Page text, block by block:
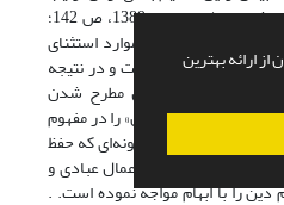
ارائه بهترین
و اهم و مهم بودن را نیز مدنظر داشته‌اند.(پارساپور، 1389، ص 142؛
ص 104) اما عدم حصر عقلی این امور و موارد استثنای
و اهمیت را از کلیت و در نتیجه
است. به عنوان مثال مطرح شدن
تلقی سنتی از «دین» را در مفهوم
استثنای مهم تقیه به گونه‌ای که حفظ
بر حفظ دین به معنای اعمال عبادی و
را با ابهام مواجه نموده است. .